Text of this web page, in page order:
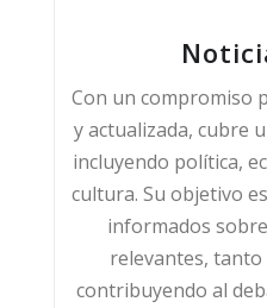
Con un compromiso
y actualizada, cubre
incluyendo política,
cultura. Su objetivo
informados
relevantes, tanto
contribuyendo al